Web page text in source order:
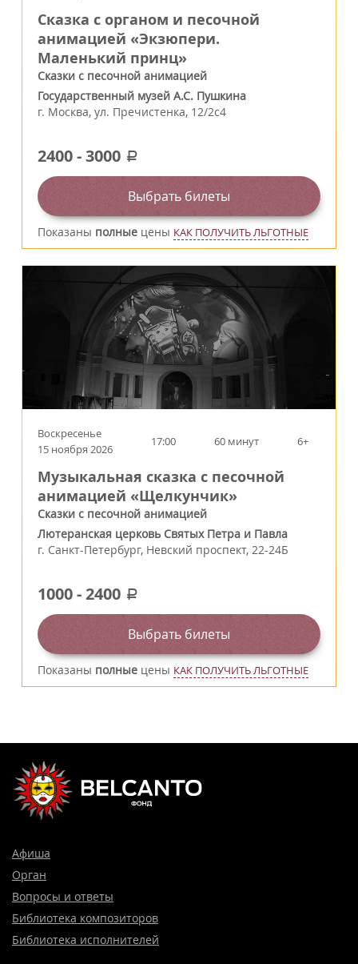
Сказка с органом и песочной
анимацией «Экзюпери.
Маленький принц»
Сказки с песочной анимацией
Государственный музей А.С. Пушкина
г. Москва, ул. Пречистенка, 12/2c4
2400-3000 a
Выбрать билеты
Показаны полные цены КАК ПОЛУЧИТЬ ЛЬГОТНЫЕ
Воскресенье
15 ноября 2026
17:00 60 минут 6+
Музыкальная сказка с песочной
анимацией «Щелкунчик»
Сказки с песочной анимацией
Лютеранская церковь Святых Петра и Павла
г. Санкт-Петербург, Невский проспект, 22-24Б
1000-2400 a
Выбрать билеты
Показаны полные цены КАК ПОЛУЧИТЬ ЛЬГОТНЫЕ
Афиша
Орган
Вопросы и ответы
Библиотека композиторов
Библиотека исполнителей